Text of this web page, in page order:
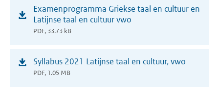
Examenprogramma Griekse taal en cultuur en
Latijnse taal en cultuur vwo
PDF, 33.73 kB
Syllabus 2021 Latijnse taal en cultuur, vwo
PDF, 1.05 MB